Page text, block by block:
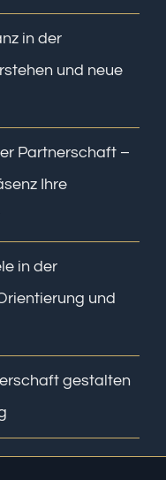
in der
und neue
Partnerschaft –
Ihre
in der
und
gestalten